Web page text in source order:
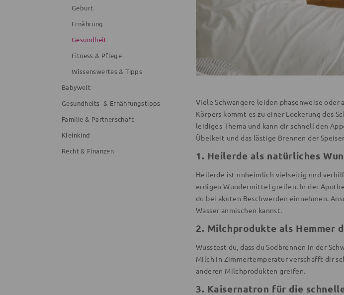
Geburt
Ernährung
Gesundheit
Fitness & Pflege
Wissenswertes & Tipps
Babywelt
Gesundheits- & Ernährungstipps
Familie & Partnerschaft
Kleinkind
Recht & Finanzen
Viele Schwangere leiden phasenweise
Körpers kommt es zu einer Lockerung des
leidiges Thema und kann dir schnell den
Übelkeit und das lästige Brennen der
1. Heilerde als natürliches
Heilerde ist unheimlich vielseitig und
erdigen Wundermittel greifen. In der
du bei akuten Beschwerden einnehmen.
Wasser anmischen kannst.
2. Milchprodukte als Hemmer
Wusstest du, dass du Sodbrennen in der
Milch in Zimmertemperatur verschafft dir
anderen Milchprodukten greifen.
3. Kaisernatron für die